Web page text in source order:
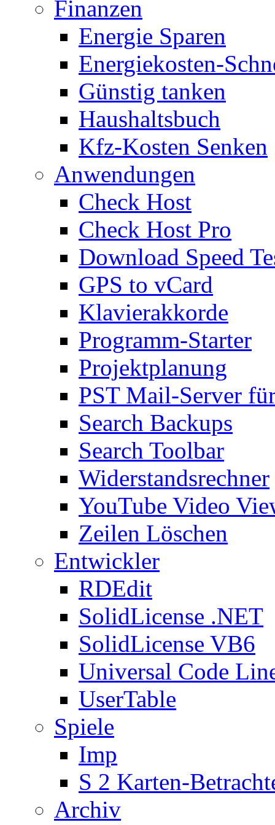
Finanzen
Energie Sparen
Energiekosten-
Günstig tanken
Haushaltsbuch
Kfz-Kosten Senken
Anwendungen
Check Host
Check Host Pro
Download Speed
GPS to vCard
Klavierakkorde
Programm-Starter
Projektplanung
PST Mail-Server
Search Backups
Search Toolbar
Widerstandsrechner
YouTube Video
Zeilen Löschen
Entwickler
RDEdit
SolidLicense .NET
SolidLicense VB6
Universal Code
UserTable
Spiele
Imp
S 2 Karten-
Archiv